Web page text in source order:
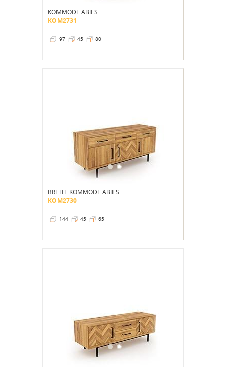
KOMMODE ABIES
KOM2731
97 45 80
BREITE KOMMODE ABIES
KOM2730
144 45 65